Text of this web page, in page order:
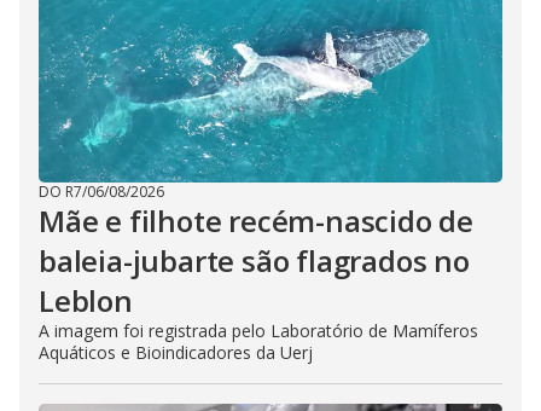
DO R7/06/08/2026
Mãe e filhote recém-nascido de
baleia-jubarte são flagrados no
Leblon
A imagem foi registrada pelo Laboratório de Mamíferos
Aquáticos e Bioindicadores da Uerj